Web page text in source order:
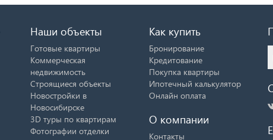
Наши объекты
Готовые квартиры
Коммерческая
недвижимость
Строящиеся объекты
Новостройки в
Новосибирске
3D туры по квартирам
Фотографии отделки
Как купить
Бронирование
Кредитование
Покупка квартиры
Ипотечный калькулятор
Онлайн оплата
О компании
Контакты